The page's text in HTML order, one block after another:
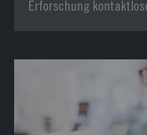
Erforschung